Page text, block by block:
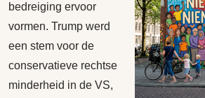
bedreiging ervoor
vormen. Trump werd
een stem voor de
conservatieve rechtse
minderheid in de VS,